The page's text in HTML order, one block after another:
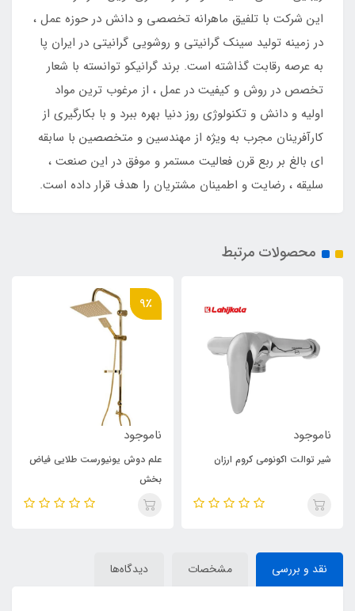
این شرکت با تلفیق ماهرانه تخصصی و دانش در حوزه عمل ،
در زمینه تولید سینک گرانیتی و روشویی گرانیتی در ایران پا
به عرصه رقابت گذاشته است. برند گرانیکو توانسته با شعار
تخصص در روش و کیفیت در عمل ، از مرغوب ترین مواد
اولیه و دانش و تکنولوژی روز دنیا بهره ببرد و با بکارگیری از
کارآفرینان مجرب به ویژه از مهندسین و متخصصین با سابقه
‌ای بالغ بر ربع قرن فعالیت مستمر و موفق در این صنعت ،
سلیقه ، رضایت و اطمینان مشتریان را هدف قرار داده است.
محصولات مرتبط
ناموجود
شیر توالت اکونومی کروم ارزان
9٪
ناموجود
علم دوش یونیورست طلایی فیاض
بخش
نقد و بررسی مشخصات دیدگاه‌ها